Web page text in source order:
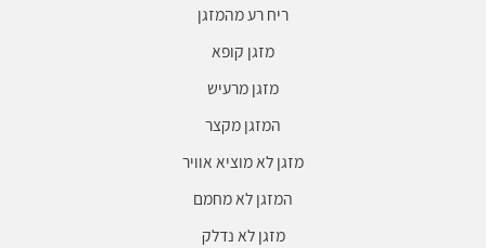
ריח רע מהמזגן
מזגן קופא
מזגן מרעיש
המזגן מקצר
מזגן לא מוציא אוויר
המזגן לא מחמם
מזגן לא נדלק